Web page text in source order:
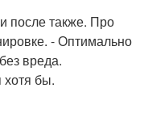
после также. Про
- Оптимально
вреда.
бы.